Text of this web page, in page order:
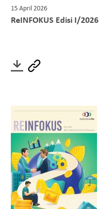
15 April 2026
ReINFOKUS Edisi I/2026